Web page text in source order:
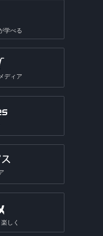
学べる
ディア
しく